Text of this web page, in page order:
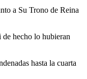
a Su Trono de Reina
hecho lo hubieran
hasta la cuarta